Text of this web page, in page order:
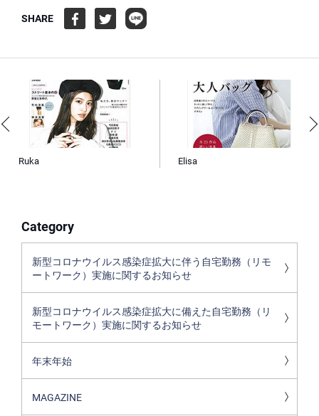
SHARE
Ruka Elisa
Category
新型コロナウイルス感染症拡大に伴う自宅勤務（リモ
ートワーク）実施に関するお知らせ
新型コロナウイルス感染症拡大に備えた自宅勤務（リ
モートワーク）実施に関するお知らせ
年末年始
MAGAZINE